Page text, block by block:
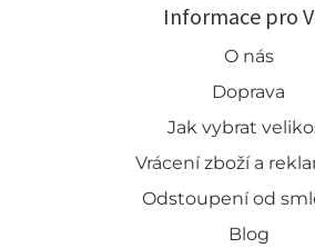
Informace pro
O nás
Doprava
Jak vybrat
Vrácení zboží a
Odstoupení od
Blog